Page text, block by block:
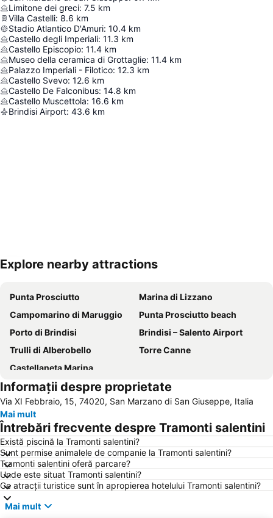
Limitone dei greci: 7.5 km
Villa Castelli: 8.6 km
Stadio Atlantico D'Amuri: 10.4 km
Castello degli Imperiali: 11.3 km
Castello Episcopio: 11.4 km
Museo della ceramica di Grottaglie: 11.4 km
Palazzo Imperiali - Filotico: 12.3 km
Castello Svevo: 12.6 km
Castello De Falconibus: 14.8 km
Castello Muscettola: 16.6 km
Brindisi Airport: 43.6 km
Explore nearby attractions
Punta Prosciutto
Marina di Lizzano
Campomarino di Maruggio
Punta Prosciutto beach
Porto di Brindisi
Brindisi – Salento Airport
Trulli di Alberobello
Torre Canne
Castellaneta Marina
Informații despre proprietate
Via XI Febbraio, 15, 74020, San Marzano di San Giuseppe, Italia
Mai mult
Întrebări frecvente despre Tramonti salentini
Există piscină la Tramonti salentini?
Sunt permise animalele de companie la Tramonti salentini?
Tramonti salentini oferă parcare?
Unde este situat Tramonti salentini?
Ce atracții turistice sunt în apropierea hotelului Tramonti salentini?
Mai mult